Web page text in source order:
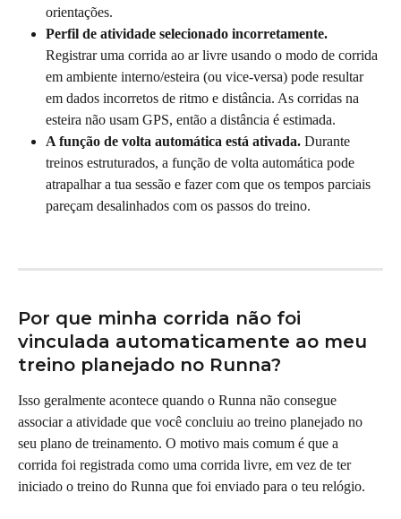
orientações.
Perfil de atividade selecionado incorretamente.
Registrar uma corrida ao ar livre usando o modo de corrida
em ambiente interno/esteira (ou vice-versa) pode resultar
em dados incorretos de ritmo e distância. As corridas na
esteira não usam GPS, então a distância é estimada.
A função de volta automática está ativada. Durante
treinos estruturados, a função de volta automática pode
atrapalhar a tua sessão e fazer com que os tempos parciais
pareçam desalinhados com os passos do treino.
Por que minha corrida não foi
vinculada automaticamente ao meu
treino planejado no Runna?
Isso geralmente acontece quando o Runna não consegue
associar a atividade que você concluiu ao treino planejado no
seu plano de treinamento. O motivo mais comum é que a
corrida foi registrada como uma corrida livre, em vez de ter
iniciado o treino do Runna que foi enviado para o teu relógio.